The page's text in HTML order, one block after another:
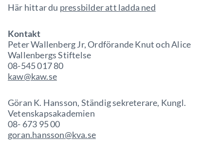
Här hittar du pressbilder att ladda ned
Kontakt
Peter Wallenberg Jr, Ordförande Knut och Alice
Wallenbergs Stiftelse
08-545 017 80
kaw@kaw.se
Göran K. Hansson, Ständig sekreterare, Kungl.
Vetenskapsakademien
08- 673 95 00
goran.hansson@kva.se